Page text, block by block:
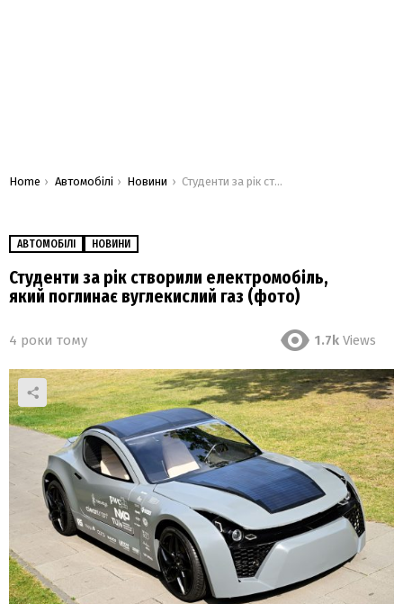
You are here:
Home Автомобілі Новини Студенти за рік створили електромобіль, який поглинає вуглекислий газ (фото)
АВТОМОБІЛІ НОВИНИ
Студенти за рік створили електромобіль,
який поглинає вуглекислий газ (фото)
4 роки тому 1.7k Views